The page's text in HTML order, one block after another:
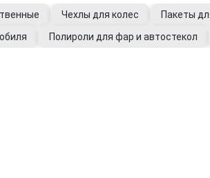
Чехлы для колес Пакеты
Полироли для фар и автостекол